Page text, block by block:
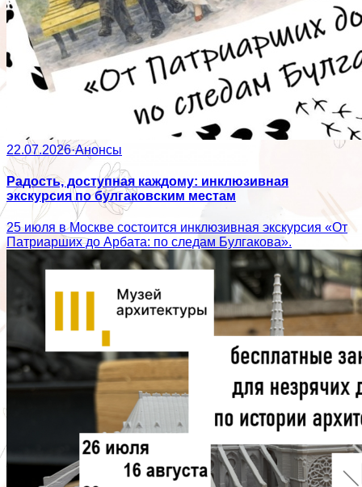
22.07.2026·Анонсы
Радость, доступная каждому: инклюзивная
экскурсия по булгаковским местам
25 июля в Москве состоится инклюзивная экскурсия «От
Патриарших до Арбата: по следам Булгакова».